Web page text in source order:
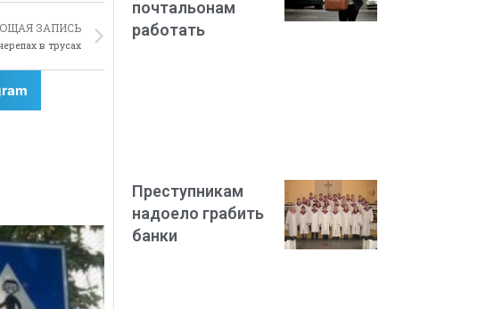
ЗАПИСЬ
в трусах
почтальонам
работать
Преступникам
надоело грабить
банки